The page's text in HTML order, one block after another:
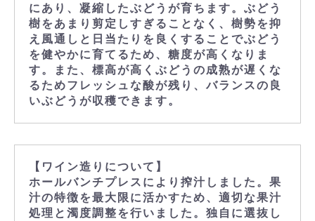
にあり、凝縮したぶどうが育ちます。ぶどう
樹をあまり剪定しすぎることなく、樹勢を抑
え風通しと日当たりを良くすることでぶどう
を健やかに育てるため、糖度が高くなりま
す。また、標高が高くぶどうの成熟が遅くな
るためフレッシュな酸が残り、バランスの良
いぶどうが収穫できます。
【ワイン造りについて】
ホールバンチプレスにより搾汁しました。果
汁の特徴を最大限に活かすため、適切な果汁
処理と濁度調整を行いました。独自に選抜し